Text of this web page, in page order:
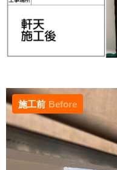
施工前 Before